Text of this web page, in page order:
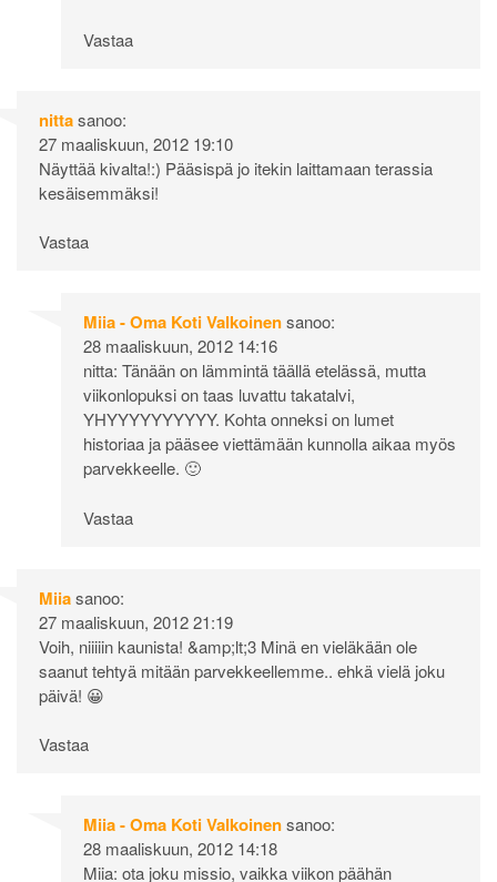
Vastaa
nittasanoo:
27 maaliskuun, 2012 19:10
Näyttää kivalta!:) Pääsispä jo itekin laittamaan terassia
kesäisemmäksi!
Vastaa
Miia - Oma Koti Valkoinensanoo:
28 maaliskuun, 2012 14:16
nitta: Tänään on lämmintä täällä etelässä, mutta
viikonlopuksi on taas luvattu takatalvi,
YHYYYYYYYYYY. Kohta onneksi on lumet
historiaa ja pääsee viettämään kunnolla aikaa myös
parvekkeelle. 🙂
Vastaa
Miiasanoo:
27 maaliskuun, 2012 21:19
Voih, niiiiin kaunista! &amp;lt;3 Minä en vieläkään ole
saanut tehtyä mitään parvekkeellemme.. ehkä vielä joku
päivä! 😀
Vastaa
Miia - Oma Koti Valkoinensanoo:
28 maaliskuun, 2012 14:18
Miia: ota joku missio, vaikka viikon päähän